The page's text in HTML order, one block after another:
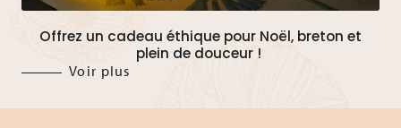
Offrez un cadeau éthique pour Noël, breton et
plein de douceur !
Voir plus